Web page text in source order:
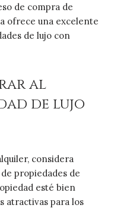
de compra de
ofrece una excelente
de lujo con
al
de lujo
considera
propiedades de
esté bien
atractivas para los